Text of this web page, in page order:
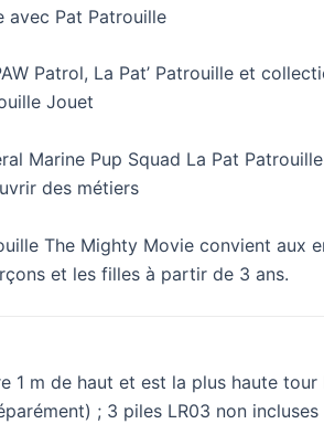
avec Pat Patrouille
Patrol, La Pat’ Patrouille et
Jouet
Marine Pup Squad La Pat
des métiers
The Mighty Movie convient aux
et les filles à partir de 3 ans.
1 m de haut et est la plus haute
; 3 piles LR03 non incluses